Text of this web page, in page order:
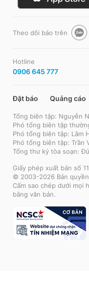
Theo dõi báo trên
Hotline
0906 645 777
Đặt báo Quảng cáo
Tổng biên tập: Nguyễn
Phó tổng biên tập
Phó tổng biên tập: Lâm
Phó tổng biên tập: Trần
Tổng thư ký tòa soạn:
Giấy phép xuất bản số
© 2003-2026 Bản
Cấm sao chép dưới mọi
bằng văn bản.